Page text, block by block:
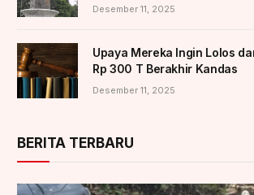
Desember 11, 2025
Upaya Mereka Ingin Lolos
Rp 300 T Berakhir Kandas
Desember 11, 2025
BERITA TERBARU